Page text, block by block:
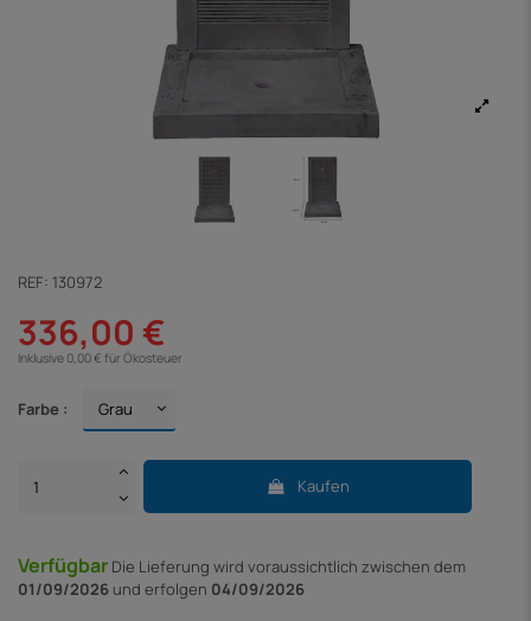
REF: 130972
336,00 €
Inklusive 0,00 € für Ökosteuer
Farbe :
Kaufen
Verfügbar Die Lieferung wird voraussichtlich zwischen dem
01/09/2026 und erfolgen 04/09/2026